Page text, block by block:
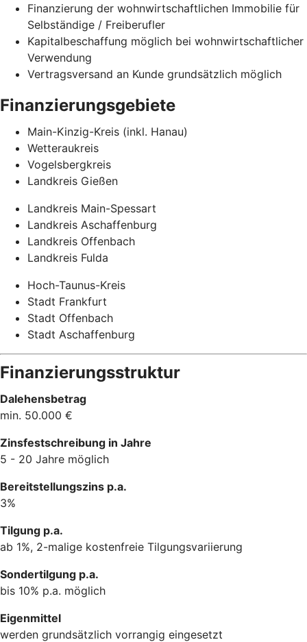
Finanzierung der wohnwirtschaftlichen Immobilie für
Selbständige / Freiberufler
Kapitalbeschaffung möglich bei wohnwirtschaftlicher
Verwendung
Vertragsversand an Kunde grundsätzlich möglich
Finanzierungsgebiete
Main-Kinzig-Kreis (inkl. Hanau)
Wetteraukreis
Vogelsbergkreis
Landkreis Gießen
Landkreis Main-Spessart
Landkreis Aschaffenburg
Landkreis Offenbach
Landkreis Fulda
Hoch-Taunus-Kreis
Stadt Frankfurt
Stadt Offenbach
Stadt Aschaffenburg
Finanzierungsstruktur
Dalehensbetrag
min. 50.000 €
Zinsfestschreibung in Jahre
5 - 20 Jahre möglich
Bereitstellungszins p.a.
3%
Tilgung p.a.
ab 1%, 2-malige kostenfreie Tilgungsvariierung
Sondertilgung p.a.
bis 10% p.a. möglich
Eigenmittel
werden grundsätzlich vorrangig eingesetzt